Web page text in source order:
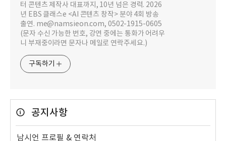
터 콘텐츠 제작사 대표까지, 10년 넘은 경력. 2026
년 EBS 클래스e <AI 콘텐츠 창작> 분야 4회 방송
출연. me@namsieon.com, 0502-1915-0605
(문자 수신 가능한 번호, 강연 중에는 통화가 어려우
니 부재중이라면 문자나 메일로 연락주세요.)
구독하기
공지사항
남시언 프로필 & 연락처